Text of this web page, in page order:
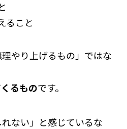
ること
やり上げるもの」ではな
るものです。
ない」と感じているな